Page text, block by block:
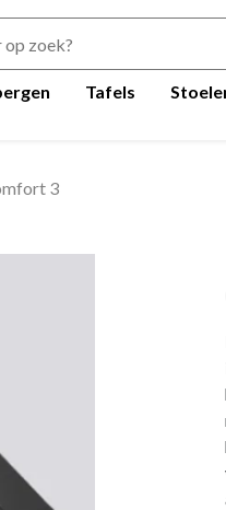
Tafels
3